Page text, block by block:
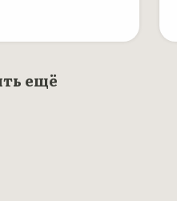
ещё